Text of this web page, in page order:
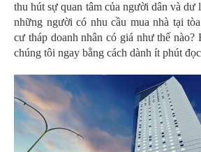
thu hút sự quan tâm của người dân và dư
những người có nhu cầu mua nhà tại
cư tháp doanh nhân có giá như thế
chúng tôi ngay bằng cách dành ít phút